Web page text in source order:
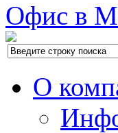
Офис в
О